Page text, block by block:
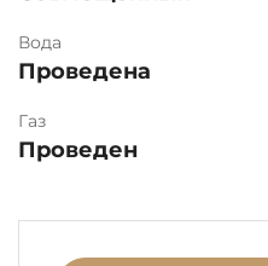
Вода
Проведена
Газ
Проведен